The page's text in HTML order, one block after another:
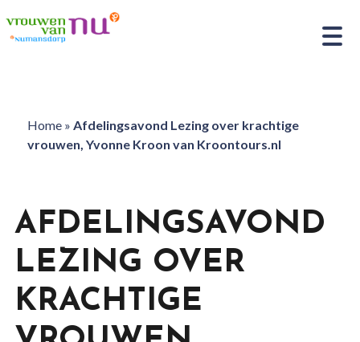
Home» Afdelingsavond Lezing over krachtige
vrouwen, Yvonne Kroon van Kroontours.nl
AFDELINGSAVOND
LEZING OVER
KRACHTIGE